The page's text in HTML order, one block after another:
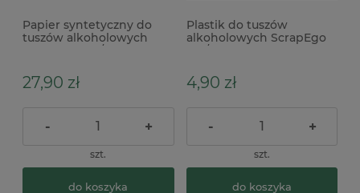
Papier syntetyczny do
tuszów alkoholowych
27,90 zł
- +
szt.
do koszyka
Plastik do tuszów
alkoholowych ScrapEgo
4,90 zł
- +
szt.
do koszyka